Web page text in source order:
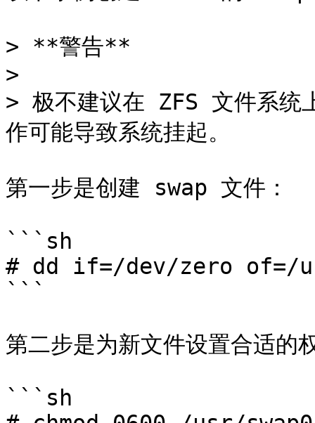
> **警告**
>
> 极不建议在 ZFS 文件系
作可能导致系统挂起。
第一步是创建 swap 文件：
```sh
# dd if=/dev/zero of=/
```
第二步是为新文件设置合适的
```sh